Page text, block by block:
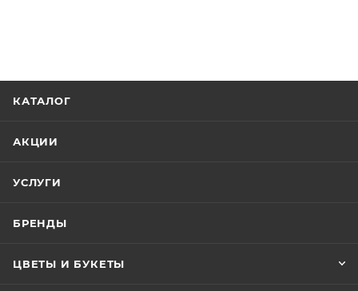
КАТАЛОГ
АКЦИИ
УСЛУГИ
БРЕНДЫ
ЦВЕТЫ И БУКЕТЫ